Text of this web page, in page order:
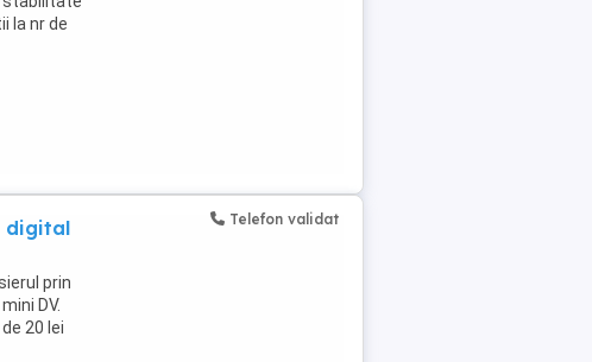
la nr de
digital
prin
DV.
20 lei
Telefon validat